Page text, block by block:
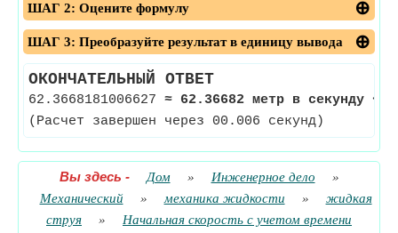
ШАГ 2: Оцените формулу
ШАГ 3: Преобразуйте результат в единицу вывода
ОКОНЧАТЕЛЬНЫЙ ОТВЕТ
62.3668181006627 ≈ 62.36682 метр в секунду
(Расчет завершен через 00.006 секунд)
Вы здесь - Дом » Инженерное дело
»
Механический
» механика жидкости »
жидкая
струя
»
Начальная скорость с учетом времени